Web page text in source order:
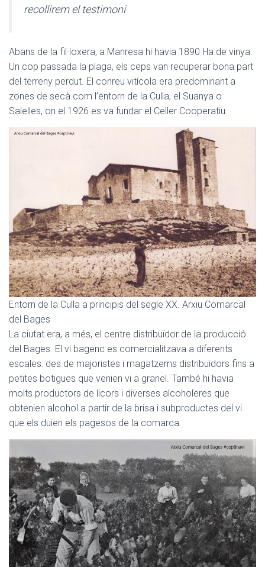
recollirem el testimoni
Abans de la fil·loxera, a Manresa hi havia 1890 Ha de vinya.
Un cop passada la plaga, els ceps van recuperar bona part
del terreny perdut. El conreu vitícola era predominant a
zones de secà com l’entorn de la Culla, el Suanya o
Salelles, on el 1926 es va fundar el Celler Cooperatiu.
Entorn de la Culla a principis del segle XX. Arxiu Comarcal
del Bages
La ciutat era, a més, el centre distribuïdor de la producció
del Bages. El vi bagenc es comercialitzava a diferents
escales: des de majoristes i magatzems distribuïdors fins a
petites botigues que venien vi a granel. També hi havia
molts productors de licors i diverses alcoholeres que
obtenien alcohol a partir de la brisa i subproductes del vi
que els duien els pagesos de la comarca.